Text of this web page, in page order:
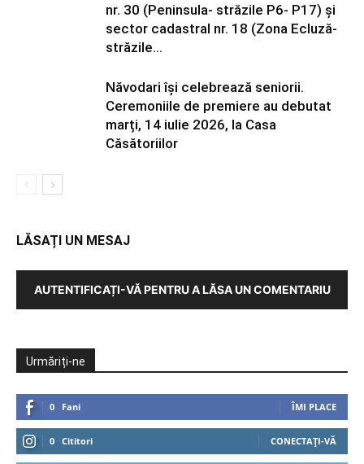
nr. 30 (Peninsula- străzile P6- P17) și
sector cadastral nr. 18 (Zona Ecluză-
străzile...
Năvodari își celebrează seniorii.
Ceremoniile de premiere au debutat
marți, 14 iulie 2026, la Casa
Căsătoriilor
LĂSAȚI UN MESAJ
AUTENTIFICAȚI-VĂ PENTRU A LĂSA UN COMENTARIU
Urmăriți-ne
0 Fani ÎMI PLACE
0 Cititori CONECTAȚI-VĂ